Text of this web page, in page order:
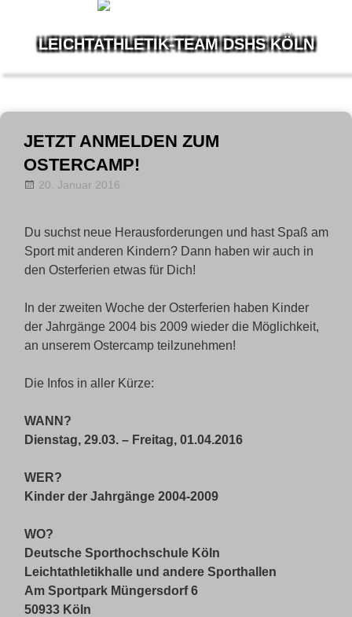
LEICHTATHLETIK-TEAM DSHS KÖLN
leben
Zum
JETZT ANMELDEN ZUM
OSTERCAMP!
20. Januar 2016
Du suchst neue Herausforderungen und hast Spaß am
Sport mit anderen Kindern? Dann haben wir auch in
den Osterferien etwas für Dich!
In der zweiten Woche der Osterferien haben Kinder
der Jahrgänge 2004 bis 2009 wieder die Möglichkeit,
an unserem Ostercamp teilzunehmen!
Die Infos in aller Kürze:
WANN?
Dienstag, 29.03. – Freitag, 01.04.2016
WER?
Kinder der Jahrgänge 2004-2009
WO?
Deutsche Sporthochschule Köln
Leichtathletikhalle und andere Sporthallen
Am Sportpark Müngersdorf 6
50933 Köln